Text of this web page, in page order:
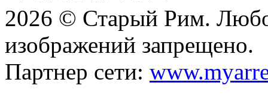
2026 © Старый Рим.
изображений запрещено.
Партнер сети: